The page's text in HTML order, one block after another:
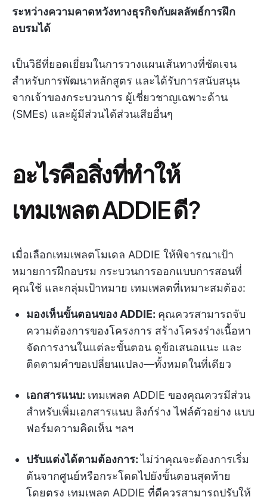
ระหว่างความคาดหวังทางธุรกิจกับผลลัพธ์การฝึก
อบรมได้
เป็นวิธีที่ยอดเยี่ยมในการวางแผนเส้นทางที่ชัดเจน
สำหรับการพัฒนาหลักสูตร และได้รับการสนับสนุน
จากเจ้าของกระบวนการ ผู้เชี่ยวชาญเฉพาะด้าน
(SMEs) และผู้มีส่วนได้ส่วนเสียอื่นๆ
อะไรคือสิ่งที่ทำให้
เทมเพลต ADDIE ดี?
เมื่อเลือกเทมเพลตโมเดล ADDIE ให้พิจารณาเป้า
หมายการฝึกอบรม กระบวนการออกแบบการสอนที่
คุณใช้ และกลุ่มเป้าหมาย เทมเพลตที่เหมาะสมต้อง:
มองเห็นขั้นตอนของ ADDIE: คุณควรสามารถจับ
ความต้องการของโครงการ สร้างโครงร่างเนื้อหา
จัดการงานในแต่ละขั้นตอน ดูข้อเสนอแนะ และ
ติดตามคำขอเปลี่ยนแปลง—ทั้งหมดในที่เดียว
เอกสารแนบ: เทมเพลต ADDIE ของคุณควรมีส่วน
สำหรับเพิ่มเอกสารแนบ ลิงก์ร่าง ไฟล์ตัวอย่าง แบบ
ฟอร์มความคิดเห็น ฯลฯ
ปรับแต่งได้ตามต้องการ:ไม่ว่าคุณจะต้องการเริ่ม
ต้นจากศูนย์หรือกระโดดไปยังขั้นตอนสุดท้าย
โดยตรง เทมเพลต ADDIE ที่ดีควรสามารถปรับให้